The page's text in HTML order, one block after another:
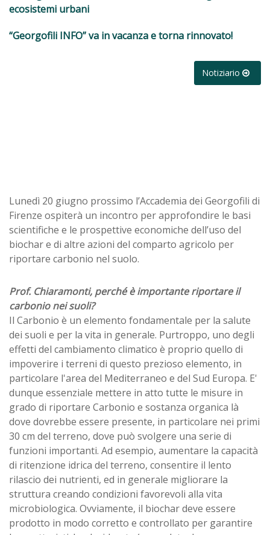
ecosistemi urbani
“Georgofili INFO” va in vacanza e torna rinnovato!
Notiziario
Lunedì 20 giugno prossimo l’Accademia dei Georgofili di
Firenze ospiterà un incontro per approfondire le basi
scientifiche e le prospettive economiche dell’uso del
biochar e di altre azioni del comparto agricolo per
riportare carbonio nel suolo.
Prof. Chiaramonti, perché è importante riportare il
carbonio nei suoli?
Il Carbonio è un elemento fondamentale per la salute
dei suoli e per la vita in generale. Purtroppo, uno degli
effetti del cambiamento climatico è proprio quello di
impoverire i terreni di questo prezioso elemento, in
particolare l'area del Mediterraneo e del Sud Europa. E'
dunque essenziale mettere in atto tutte le misure in
grado di riportare Carbonio e sostanza organica là
dove dovrebbe essere presente, in particolare nei primi
30 cm del terreno, dove può svolgere una serie di
funzioni importanti. Ad esempio, aumentare la capacità
di ritenzione idrica del terreno, consentire il lento
rilascio dei nutrienti, ed in generale migliorare la
struttura creando condizioni favorevoli alla vita
microbiologica. Ovviamente, il biochar deve essere
prodotto in modo corretto e controllato per garantire